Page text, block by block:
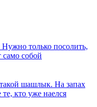
только посолить,
само собой
шашлык. На запах
кто уже наелся